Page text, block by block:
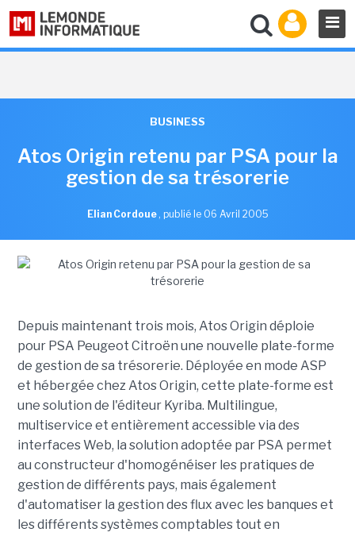
BUSINESS
Atos Origin retenu par PSA pour la
gestion de sa trésorerie
Elian Cordoue , publié le 06 Avril 2005
Depuis maintenant trois mois, Atos Origin déploie
pour PSA Peugeot Citroën une nouvelle plate-forme
de gestion de sa trésorerie. Déployée en mode ASP
et hébergée chez Atos Origin, cette plate-forme est
une solution de l'éditeur Kyriba. Multilingue,
multiservice et entièrement accessible via des
interfaces Web, la solution adoptée par PSA permet
au constructeur d'homogénéiser les pratiques de
gestion de différents pays, mais également
d'automatiser la gestion des flux avec les banques et
les différents systèmes comptables tout en